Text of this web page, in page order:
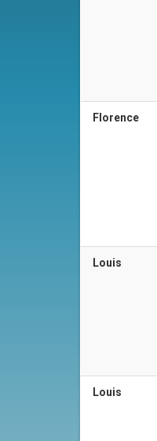
Florence
Louis
Louis